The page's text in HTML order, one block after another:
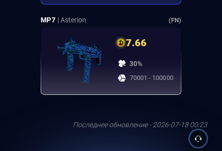
MP7 | Asterion (FN)
7.66
30%
70001 - 100000
Последнее обновление - 2026-07-18 00:23